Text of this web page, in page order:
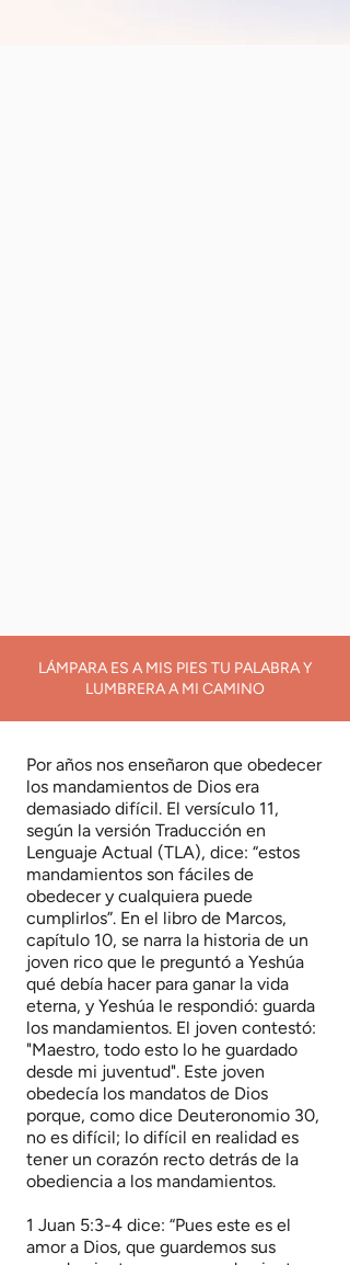
LÁMPARA ES A MIS PIES TU PALABRA Y
LUMBRERA A MI CAMINO
Por años nos enseñaron que obedecer
los mandamientos de Dios era
demasiado difícil. El versículo 11,
según la versión Traducción en
Lenguaje Actual (TLA), dice: “estos
mandamientos son fáciles de
obedecer y cualquiera puede
cumplirlos”. En el libro de Marcos,
capítulo 10, se narra la historia de un
joven rico que le preguntó a Yeshúa
qué debía hacer para ganar la vida
eterna, y Yeshúa le respondió: guarda
los mandamientos. El joven contestó:
"Maestro, todo esto lo he guardado
desde mi juventud". Este joven
obedecía los mandatos de Dios
porque, como dice Deuteronomio 30,
no es difícil; lo difícil en realidad es
tener un corazón recto detrás de la
obediencia a los mandamientos.
1 Juan 5:3-4 dice: “Pues este es el
amor a Dios, que guardemos sus